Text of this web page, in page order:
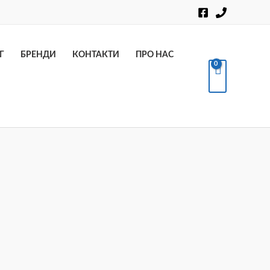
БРЕНДИ КОНТАКТИ ПРО НАС